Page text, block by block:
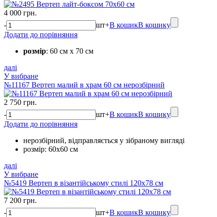
4 000 грн.
-
шт+В кошикВ кошику
Додати до порівняння
розмір: 60 см х 70 см
далі
У вибране
№11167 Вертеп малий в храм 60 см нерозбірний
2 750 грн.
-
шт+В кошикВ кошику
Додати до порівняння
нерозбірний, відправляється у зібраному вигляді
розмір: 60х60 см
далі
У вибране
№5419 Вертеп в візантійському стилі 120х78 см
7 200 грн.
-
шт+В кошикВ кошику